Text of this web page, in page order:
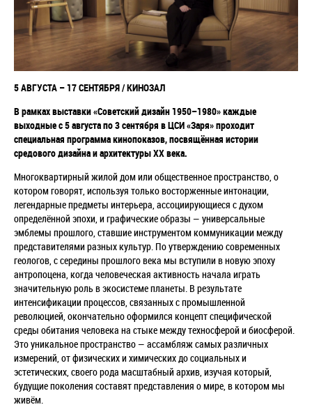
5 АВГУСТА –17 СЕНТЯБРЯ / КИНОЗАЛ
В рамках выставки «Советский дизайн 1950–1980» каждые
выходные с 5 августа по 3 сентября в ЦСИ «Заря» проходит
специальная программа кинопоказов,посвящённая истории
средового дизайна и архитектуры ХХ века.
Многоквартирный жилой дом или общественное пространство, о
котором говорят, используя только восторженные интонации,
легендарные предметы интерьера, ассоциирующиеся с духом
определённой эпохи, и графические образы — универсальные
эмблемы прошлого, ставшие инструментом коммуникации между
представителями разных культур. По утверждению современных
геологов, с середины прошлого века мы вступили в новую эпоху
антропоцена, когда человеческая активность начала играть
значительную роль в экосистеме планеты. В результате
интенсификации процессов, связанных с промышленной
революцией, окончательно оформился концепт специфической
среды обитания человека на стыке между техносферой и биосферой.
Это уникальное пространство — ассамбляж самых различных
измерений, от физических и химических до социальных и
эстетических, своего рода масштабный архив, изучая который,
будущие поколения составят представления о мире, в котором мы
живём.